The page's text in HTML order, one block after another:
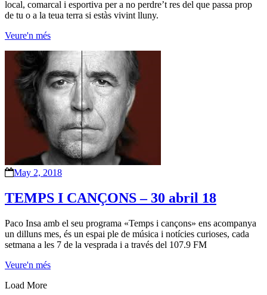
local, comarcal i esportiva per a no perdre’t res del que passa prop
de tu o a la teua terra si estàs vivint lluny.
Veure'n més
May 2, 2018
TEMPS I CANÇONS – 30 abril 18
Paco Insa amb el seu programa «Temps i cançons» ens acompanya
un dilluns mes, és un espai ple de música i notícies curioses, cada
setmana a les 7 de la vesprada i a través del 107.9 FM
Veure'n més
Load More